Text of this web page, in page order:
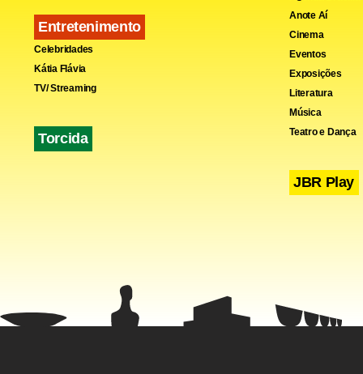
conseguir
Torcida
Victor. O
criado um
Entretenimento
Celebridades
Kátia Flávia
TV/ Streaming
Torcida
Anote Aí
Cinema
Eventos
Exposições
Literatura
Música
Teatro e Dança
JBR Play